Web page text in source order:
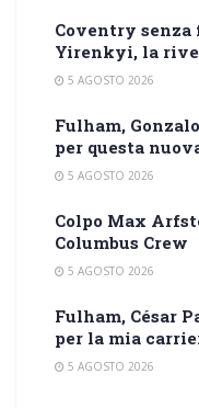
Coventry
Yirenkyi, la
5 AGOSTO 2026
Fulham,
per questa
5 AGOSTO 2026
Colpo Max
Columbus Crew
5 AGOSTO 2026
Fulham, César
per la mia
5 AGOSTO 2026